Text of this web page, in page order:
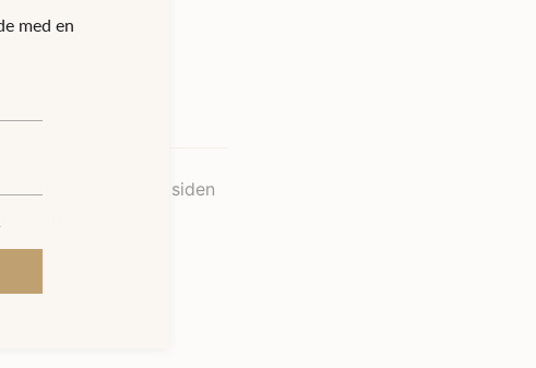
med en
i Kristiansand siden
fagfolk.